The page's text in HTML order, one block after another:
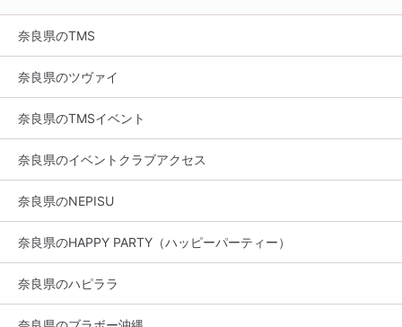
奈良県のTMS
奈良県のツヴァイ
奈良県のTMSイベント
奈良県のイベントクラブアクセス
奈良県のNEPISU
奈良県のHAPPY PARTY（ハッピーパーティー）
奈良県のハピララ